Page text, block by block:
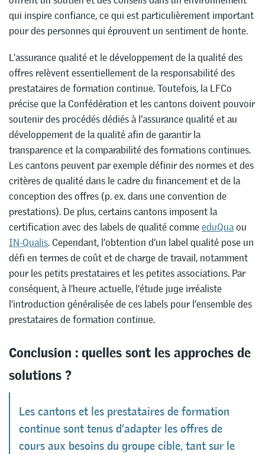
qui inspire confiance, ce qui est particulièrement important
pour des personnes qui éprouvent un sentiment de honte.
L’assurance qualité et le développement de la qualité des
offres relèvent essentiellement de la responsabilité des
prestataires de formation continue. Toutefois, la LFCo
précise que la Confédération et les cantons doivent pouvoir
soutenir des procédés dédiés à l’assurance qualité et au
développement de la qualité afin de garantir la
transparence et la comparabilité des formations continues.
Les cantons peuvent par exemple définir des normes et des
critères de qualité dans le cadre du financement et de la
conception des offres (p. ex. dans une convention de
prestations). De plus, certains cantons imposent la
certification avec des labels de qualité commeeduQuaou
IN-Qualis. Cependant, l’obtention d’un label qualité pose un
défi en termes de coût et de charge de travail, notamment
pour les petits prestataires et les petites associations. Par
conséquent, à l’heure actuelle, l’étude juge irréaliste
l’introduction généralisée de ces labels pour l’ensemble des
prestataires de formation continue.
Conclusion : quelles sont les approches de
solutions ?
Les cantons et les prestataires de formation
continue sont tenus d’adapter les offres de
cours aux besoins du groupe cible, tant sur le